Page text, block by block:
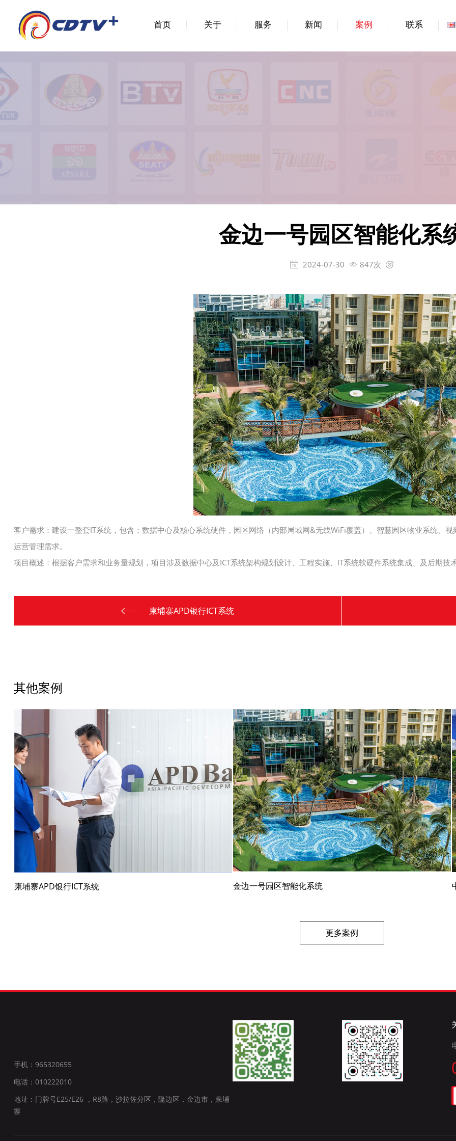
首页 关于 服务 新闻 案例 联系
金边一号园区智能化系
 2024-07-30  847次 
客户需求：建设一整套IT系统，包含：数据中心及核心系统硬件，园区网络（内部局域网&无线WiFi覆盖）、智慧园区物业系统、
运营管理需求。
项目概述：根据客户需求和业务量规划，项目涉及数据中心及ICT系统架构规划设计、工程实施、IT系统软硬件系统集成、及后期技
柬埔寨APD银行ICT系统
其他案例
柬埔寨APD银行ICT系统 金边一号园区智能化系统
更多案例
手机：965320655
电话：010222010
地址：门牌号E25/E26 ，R8路，沙拉佐分区，隆边区，金边市，柬埔
寨